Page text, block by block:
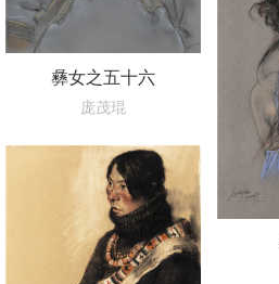
彝女之五十六
庞茂琨